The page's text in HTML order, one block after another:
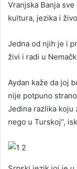
Vranjska Banja
kultura, jezika i
Jedna od njih je i
živi i radi u
Aydan kaže da joj
nije potpuno
Jedina razlika koju
nego u Turskoj“,